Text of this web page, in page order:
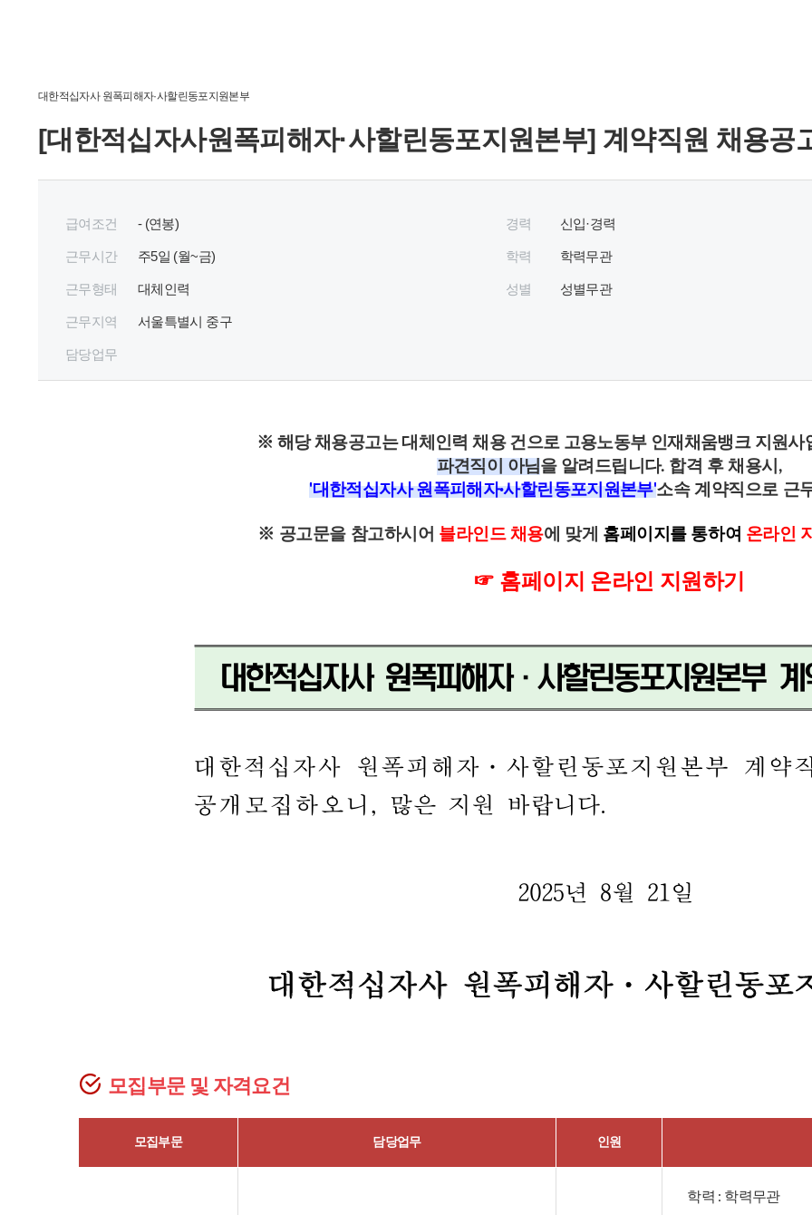
대한적십자사 원폭피해자·사할린동포지원본부
[대한적십자사원폭피해자·사할린동포지원본부] 계약직원 채용공
급여조건 - (연봉)
근무시간 주5일 (월~금)
근무형태 대체인력
근무지역 서울특별시 중구
담당업무
경력 신입·경력
학력 학력무관
성별 성별무관
※ 해당 채용공고는 대체인력 채용 건으로 고용노동부 인재채움뱅크 지원사
파견직이 아님을 알려드립니다. 합격 후 채용시,
'대한적십자사 원폭피해자·사할린동포지원본부'소속 계약직으로 근
※ 공고문을 참고하시어 블라인드 채용에 맞게 홈페이지 를 통하여 온라인
☞ 홈페이지 온라인 지원하기
모집부문 및 자격요건
모집부문 담당업무 인원
학력 : 학력무관